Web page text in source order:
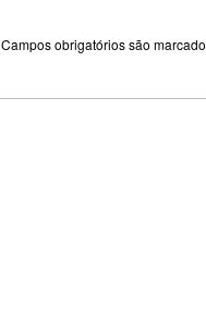
Campos obrigatórios são